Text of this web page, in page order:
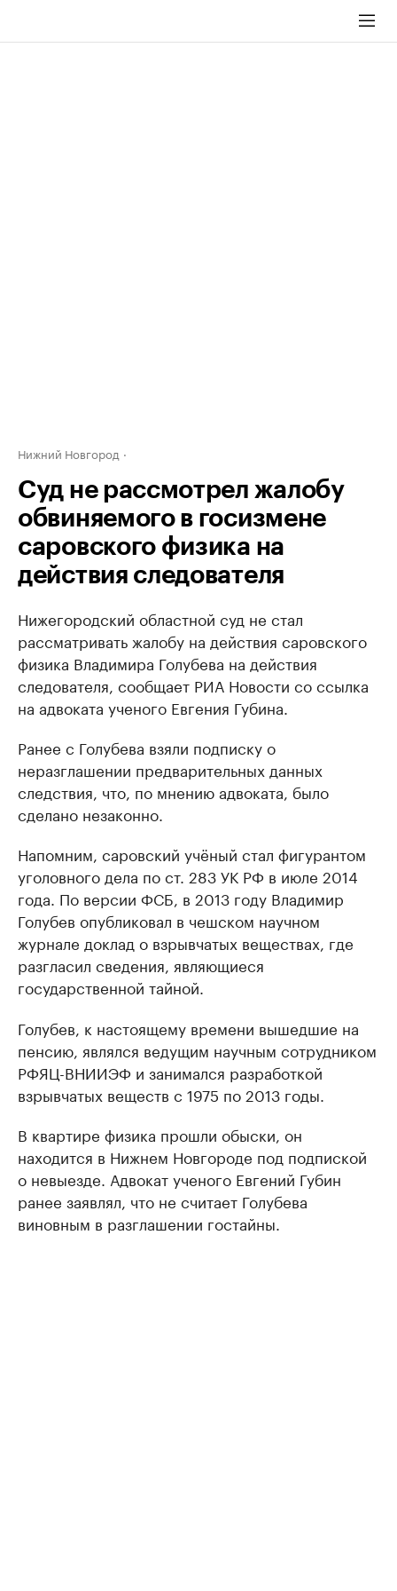
Нижний Новгород
Суд не рассмотрел жалобу
обвиняемого в госизмене
саровского физика на
действия следователя
Нижегородский областной суд не стал
рассматривать жалобу на действия саровского
физика Владимира Голубева на действия
следователя, сообщает РИА Новости со ссылка
на адвоката ученого Евгения Губина.
Ранее с Голубева взяли подписку о
неразглашении предварительных данных
следствия, что, по мнению адвоката, было
сделано незаконно.
Напомним, саровский учёный стал фигурантом
уголовного дела по ст. 283 УК РФ в июле 2014
года. По версии ФСБ, в 2013 году Владимир
Голубев опубликовал в чешском научном
журнале доклад о взрывчатых веществах, где
разгласил сведения, являющиеся
государственной тайной.
Голубев, к настоящему времени вышедшие на
пенсию, являлся ведущим научным сотрудником
РФЯЦ-ВНИИЭФ и занимался разработкой
взрывчатых веществ с 1975 по 2013 годы.
В квартире физика прошли обыски, он
находится в Нижнем Новгороде под подпиской
о невыезде. Адвокат ученого Евгений Губин
ранее заявлял, что не считает Голубева
виновным в разглашении гостайны.